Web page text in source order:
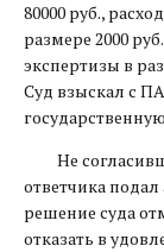
80000 руб.,
размере 2000
экспертизы в
Суд взыскал с
Не
ответчика
решение суда
отказать в